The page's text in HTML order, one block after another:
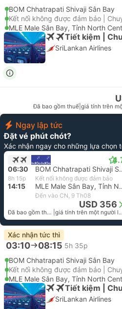
BOM Chhatrapati Shivaji Sân Bay
Kết nối không được đảm bảo |
MLE Male Sân Bay, Tỉnh North
Tiết kiệm |
SriLankan Airlines
Đã bao gồm thuế giá tính trên
Ngay lập tức
Đặt vé phút chót?
Xác nhận ngay cho những lựa chọn
06:30 BOM
8h 15p Kết nối không được đảm bảo
14:15 MLE Male
Đến vào CN, 9 Th08
USD 356
Đã bao gồm thuế | giá tính trên
Xác nhận tức thì
03:10 08:15 5h 35p
BOM Chhatrapati Shivaji Sân Bay
Kết nối không được đảm bảo |
MLE Male Sân Bay, Tỉnh North
Tiết kiệm |
SriLankan Airlines